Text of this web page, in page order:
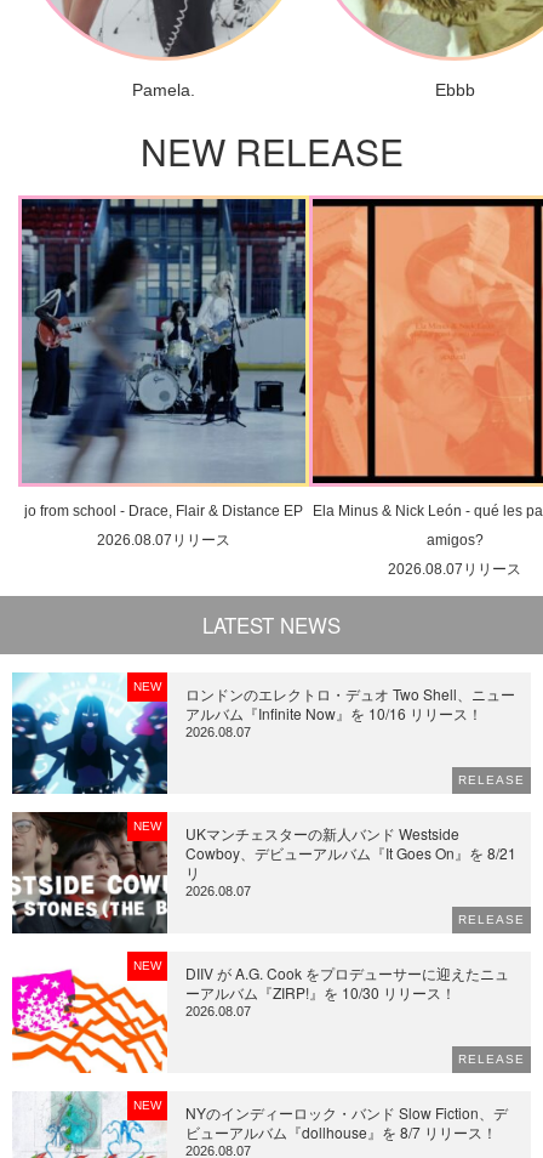
Pamela. Ebbb
NEW RELEASE
jo from school - Drace, Flair & Distance EP
2026.08.07リリース
Ela Minus & Nick León - qué les
amigos?
2026.08.07リリース
LATEST NEWS
NEW
ロンドンのエレクトロ・デュオ Two Shell、ニュー
アルバム『Infinite Now』を 10/16 リリース！
2026.08.07
RELEASE
NEW
UKマンチェスターの新人バンド Westside
Cowboy、デビューアルバム『It Goes On』を 8/21
リ
2026.08.07
RELEASE
NEW
DIIV が A.G. Cook をプロデューサーに迎えたニュ
ーアルバム『ZIRP!』を 10/30 リリース！
2026.08.07
RELEASE
NEW
NYのインディーロック・バンド Slow Fiction、デ
ビューアルバム『dollhouse』を 8/7 リリース！
2026.08.07